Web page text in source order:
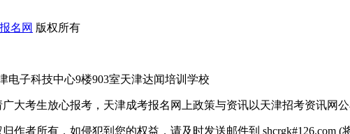
名网 版权所有
电子科技中心9楼903室天津达闻培训学校
大考生放心报考，天津成考报名网上政策与资讯以天津招考资讯网公
作者所有，如侵犯到您的权益，请及时发送邮件到 shcrgk#126.com (